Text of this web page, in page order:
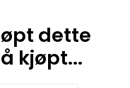
dette
kjøpt...